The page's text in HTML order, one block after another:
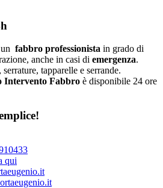
fabbro professionista in grado di
anche in casi di emergenza.
tapparelle e serrande.
Intervento Fabbro è disponibile 24 ore
qui